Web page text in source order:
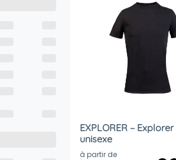
EXPLORER –
unisexe
à partir de